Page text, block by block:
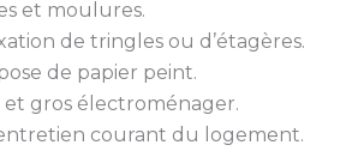
et moulures.
de tringles ou d’étagères.
de papier peint.
gros électroménager.
courant du logement.